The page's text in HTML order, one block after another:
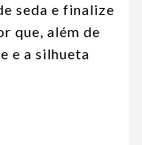
seda e finalize
que, além de
e a silhueta